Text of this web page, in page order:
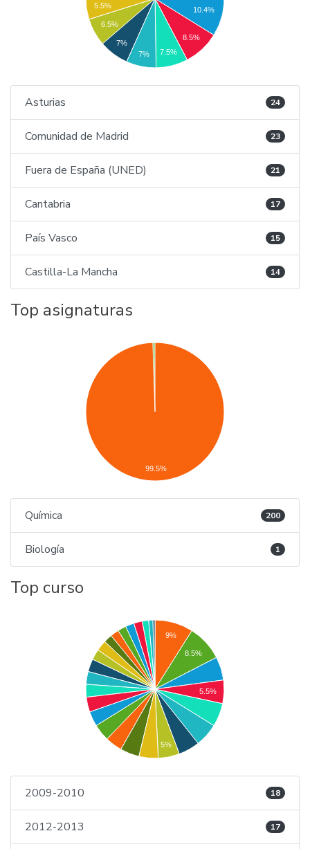
10.4%
8.5%
7.5%
5.5%
6.5%
7%
7%
Asturias 24
Comunidad de Madrid 23
Fuera de España (UNED) 21
Cantabria 17
País Vasco 15
Castilla-La Mancha 14
Top asignaturas
99.5%
Química 200
Biología 1
Top curso
9%
8.5%
5.5%
5%
2009-2010 18
2012-2013 17